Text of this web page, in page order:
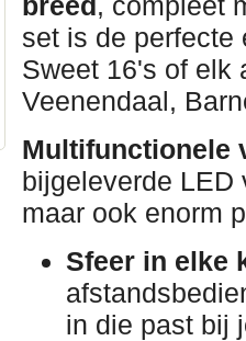
set is de perfecte
Sweet 16's of elk
Veenendaal,
Multifunctionele
bijgeleverde LED
maar ook enorm
Sfeer in elke
in die past bij